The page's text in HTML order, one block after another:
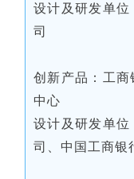
设计及研发单
司
创新产品：工
中心
设计及研发单
司、中国工商银